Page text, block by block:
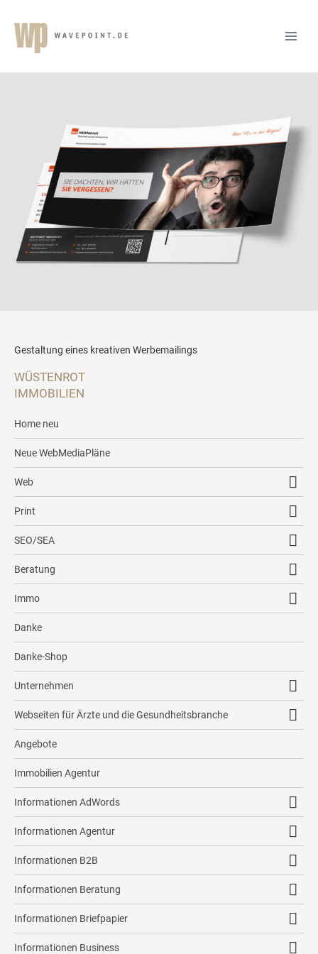
WÜSTENROT
IMMOBILIEN
Home neu
Neue WebMediaPläne
Web
Social Media
E-Mail Briefpapier
Professioneller Newsletter
Textkonzeption
Webtools
Print
Logo
Visitenkarte
Briefpapier
Briefumschlag
Firmenmappen
Flyer
Broschüren
Bewertungsflyer
Textkonzeption
SEO/SEA
WebMediaPlan
SEO2Go
AdWords
Remarketing
Beratung
Analyse
Strategieentwicklung
Methoden
Kontrolle
Sicherheit
Immo
Shop
Responsive2Go Immo Angebot
Immobilientexte
Maklerbroschüren
social immonewsfeed
immonewsfeed
Lösungen für Immobilienbörsen
Danke
Danke-Shop
Unternehmen
Firmenprofil
Team
Kontakt
Kundenstimmen
Presse
Impressum
Webseiten für Ärzte und die Gesundheitsbranche
Angebote
Immobilien Agentur
Informationen AdWords
Informationen Agentur
Agentur Bonn
Agentur Burscheid
Agentur Düsseldorf
Agentur Köln
Informationen B2B
Informationen Beratung
Informationen Briefpapier
Informationen Business
Gestaltung eines kreativen Werbemailings